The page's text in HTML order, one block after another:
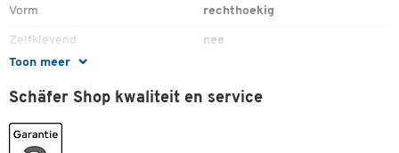
Toon meer
Vorm rechthoekig
Zelfklevend nee
Afmetingen
Schäfer Shop kwaliteit en service